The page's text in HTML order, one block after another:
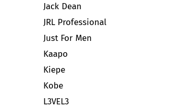
Jack Dean
JRL Professional
Just For Men
Kaapo
Kiepe
Kobe
L3VEL3